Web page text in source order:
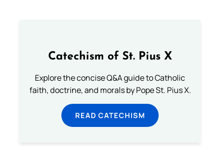
Catechism of St. Pius X
Explore the concise Q&A guide to Catholic
faith, doctrine, and morals by Pope St. Pius X.
READ CATECHISM